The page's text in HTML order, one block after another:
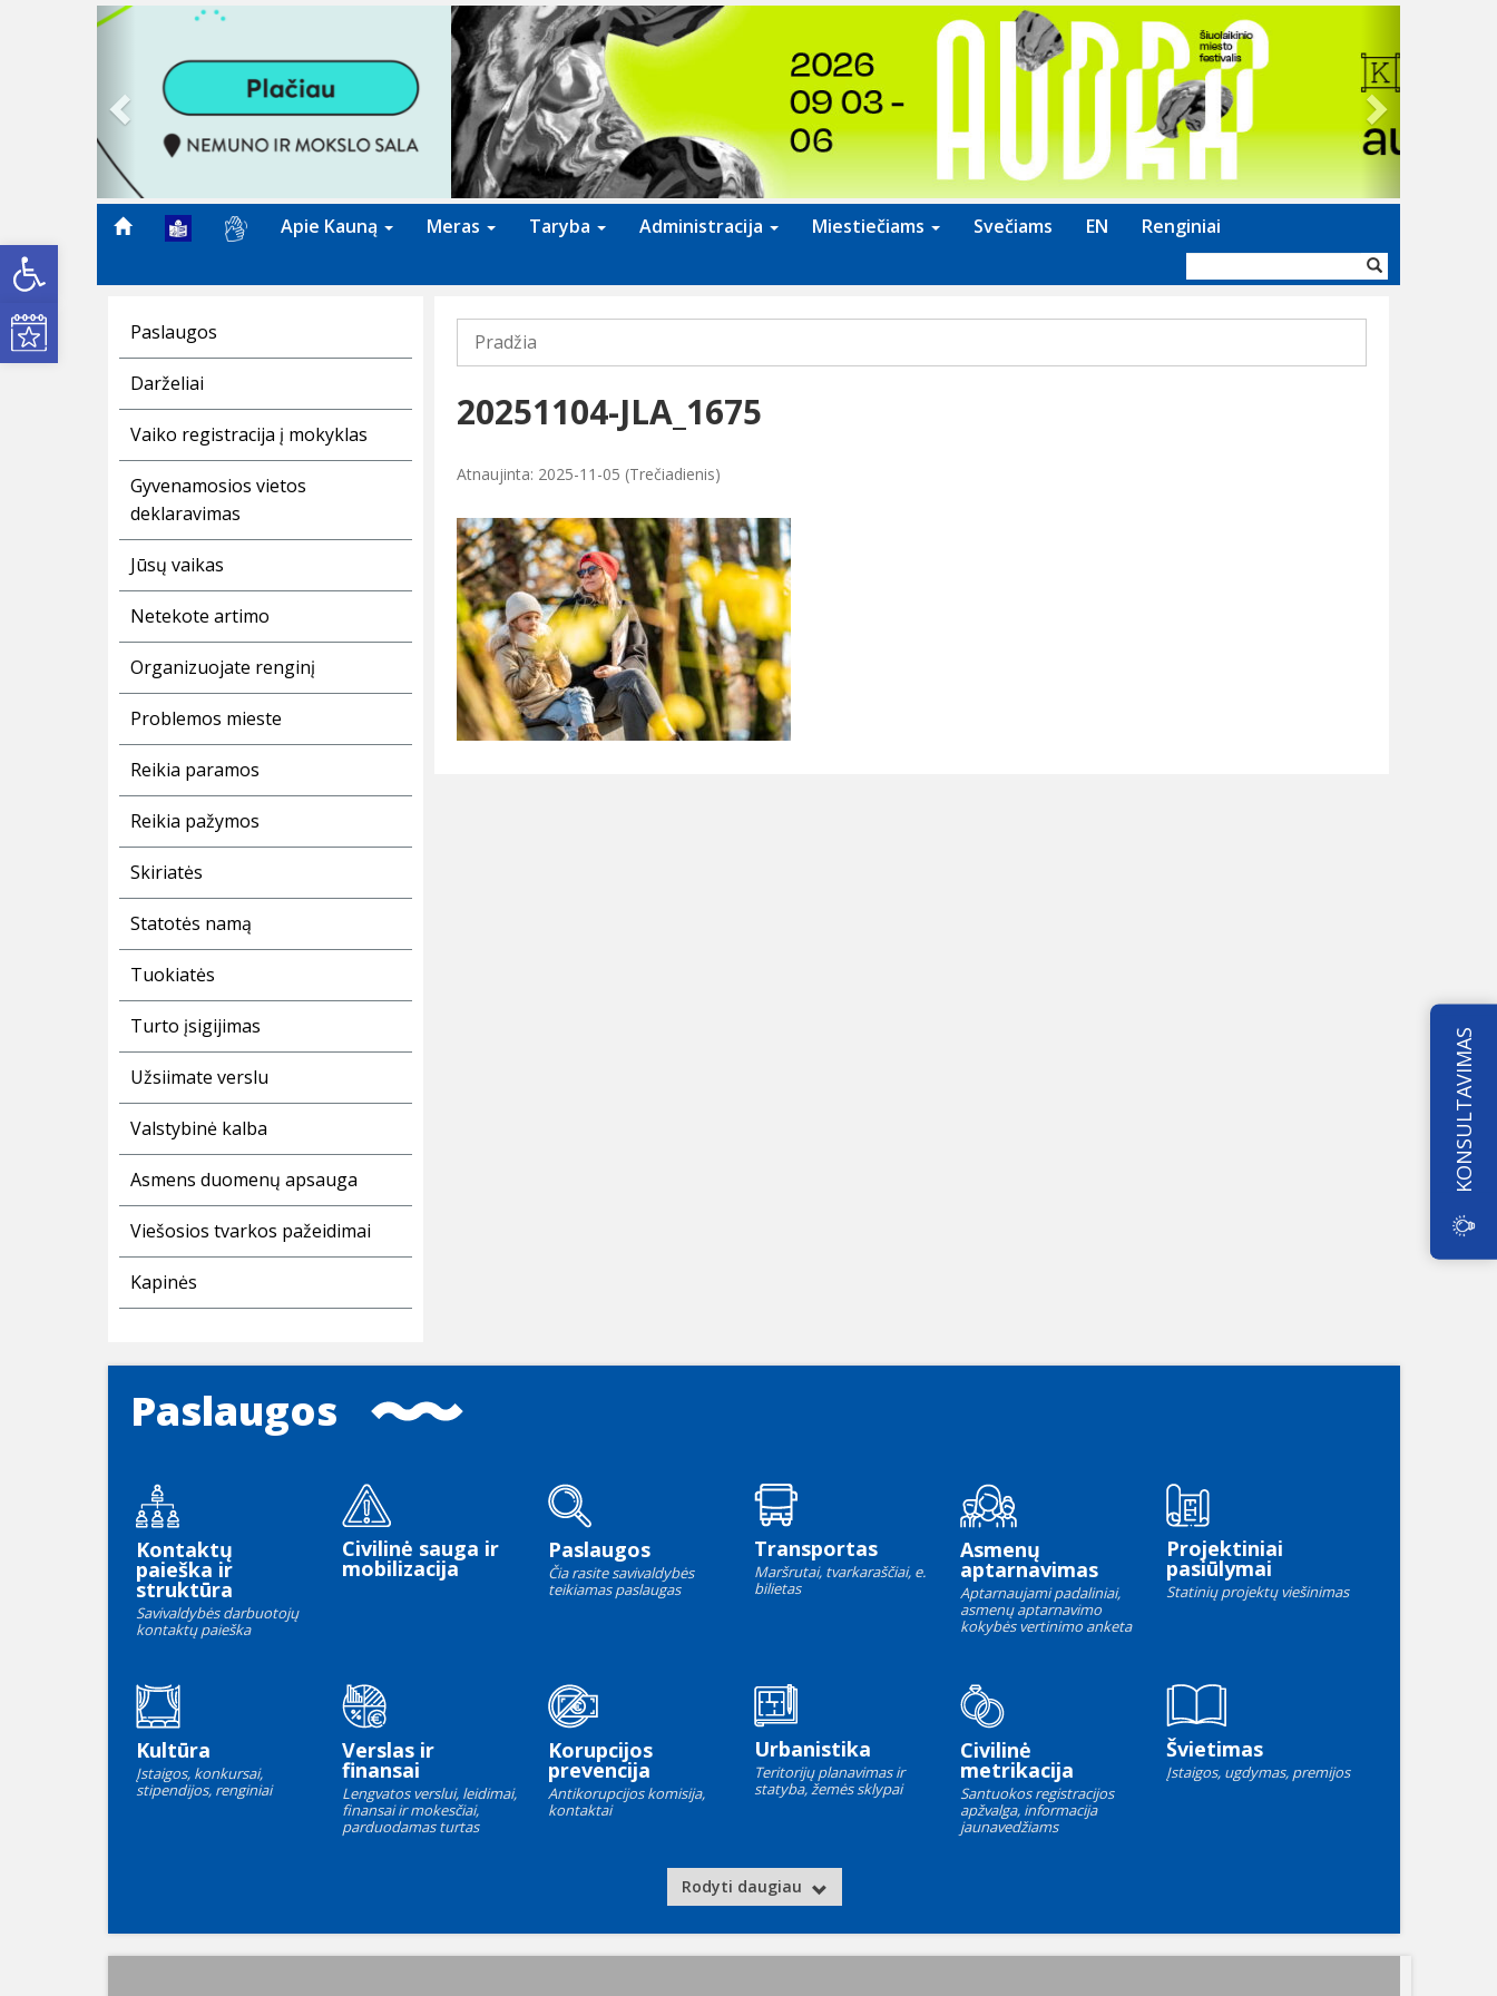
Open toolbar
Kultūros renginiai
Previous
Apie Kauną Meras Taryba Administracija Miestiečiams Svečiams EN Renginiai
forma
Paslaugos
Darželiai
Vaiko registracija į mokyklas
Gyvenamosios vietos
deklaravimas
Jūsų vaikas
Netekote artimo
Organizuojate renginį
Problemos mieste
Reikia paramos
Reikia pažymos
Skiriatės
Statotės namą
Tuokiatės
Turto įsigijimas
Užsiimate verslu
Valstybinė kalba
Asmens duomenų apsauga
Viešosios tvarkos pažeidimai
Kapinės
Pradžia
20251104-JLA_1675
Atnaujinta: 2025-11-05 (Trečiadienis)
Paslaugos
Kontaktų
paieška ir
struktūra
Savivaldybės darbuotojų
kontaktų paieška
Civilinė sauga ir
mobilizacija
Paslaugos
Čia rasite savivaldybės
teikiamas paslaugas
Transportas
Maršrutai, tvarkaraščiai, e.
bilietas
Asmenų
aptarnavimas
Aptarnaujami padaliniai,
asmenų aptarnavimo
kokybės vertinimo anketa
Projektiniai
pasiūlymai
Statinių projektų viešinimas
Kultūra
Įstaigos, konkursai,
stipendijos, renginiai
Verslas ir
finansai
Lengvatos verslui, leidimai,
finansai ir mokesčiai,
parduodamas turtas
Korupcijos
prevencija
Antikorupcijos komisija,
kontaktai
Urbanistika
Teritorijų planavimas ir
statyba, žemės sklypai
Civilinė
metrikacija
Santuokos registracijos
apžvalga, informacija
jaunavedžiams
Švietimas
Įstaigos, ugdymas, premijos
Rodyti daugiau
KONSULTAVIMAS